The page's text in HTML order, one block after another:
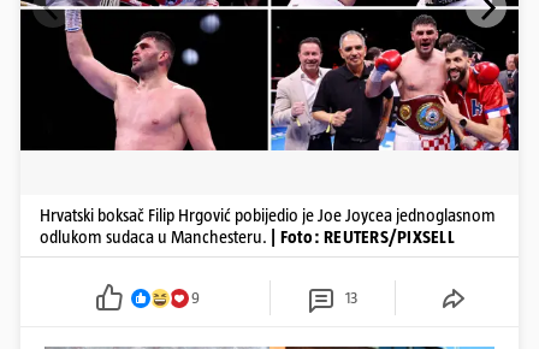
Hrvatski boksač Filip Hrgović pobijedio je Joe Joycea jednoglasnom
odlukom sudaca u Manchesteru.
| Foto: REUTERS/PIXSELL
9 13